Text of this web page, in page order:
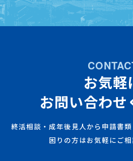
お気軽
お問い合わせ
終活相談・成年後見人から申請書
困りの方はお気軽にご相